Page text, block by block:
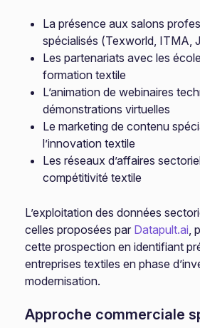
La présence aux salons
spécialisés (Texworld, ITMA,
Les partenariats avec les
formation textile
L’animation de webinaires
démonstrations virtuelles
Le marketing de contenu
l’innovation textile
Les réseaux d’affaires
compétitivité textile
L’exploitation des données
celles proposées par Datapult.ai,
cette prospection en identifiant
entreprises textiles en phase
modernisation.
Approche commerciale